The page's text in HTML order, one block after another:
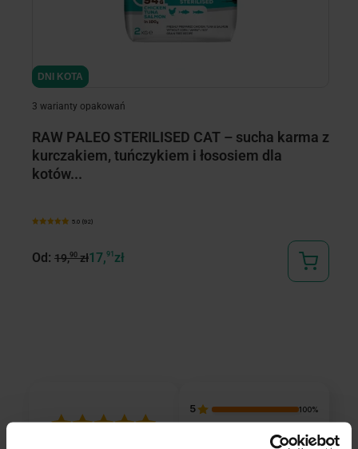
DNI KOTA
DNI KOTA
3 warianty opakowań
RAW PALEO STERILISED CAT – sucha karma z
kurczakiem, tuńczykiem i łososiem dla
kotów...
5.0 (92)
Od: 19,90zł17,91 zł
5 100%
0%